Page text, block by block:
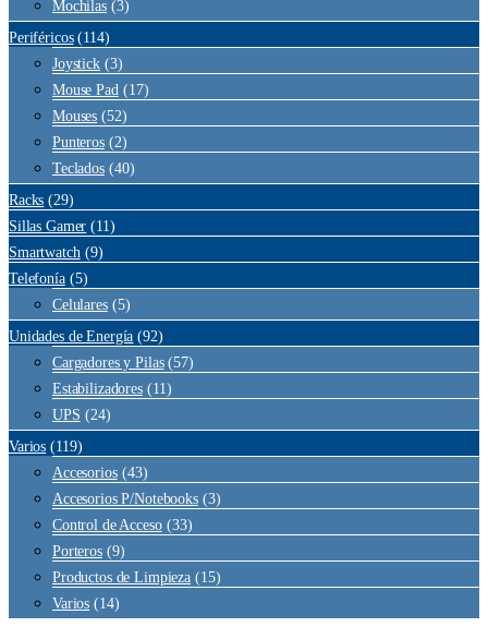
Mochilas (3)
Periféricos (114)
Joystick (3)
Mouse Pad (17)
Mouses (52)
Punteros (2)
Teclados (40)
Racks (29)
Sillas Gamer (11)
Smartwatch (9)
Telefonía (5)
Celulares (5)
Unidades de Energía (92)
Cargadores y Pilas (57)
Estabilizadores (11)
UPS (24)
Varios (119)
Accesorios (43)
Accesorios P/Notebooks (3)
Control de Acceso (33)
Porteros (9)
Productos de Limpieza (15)
Varios (14)